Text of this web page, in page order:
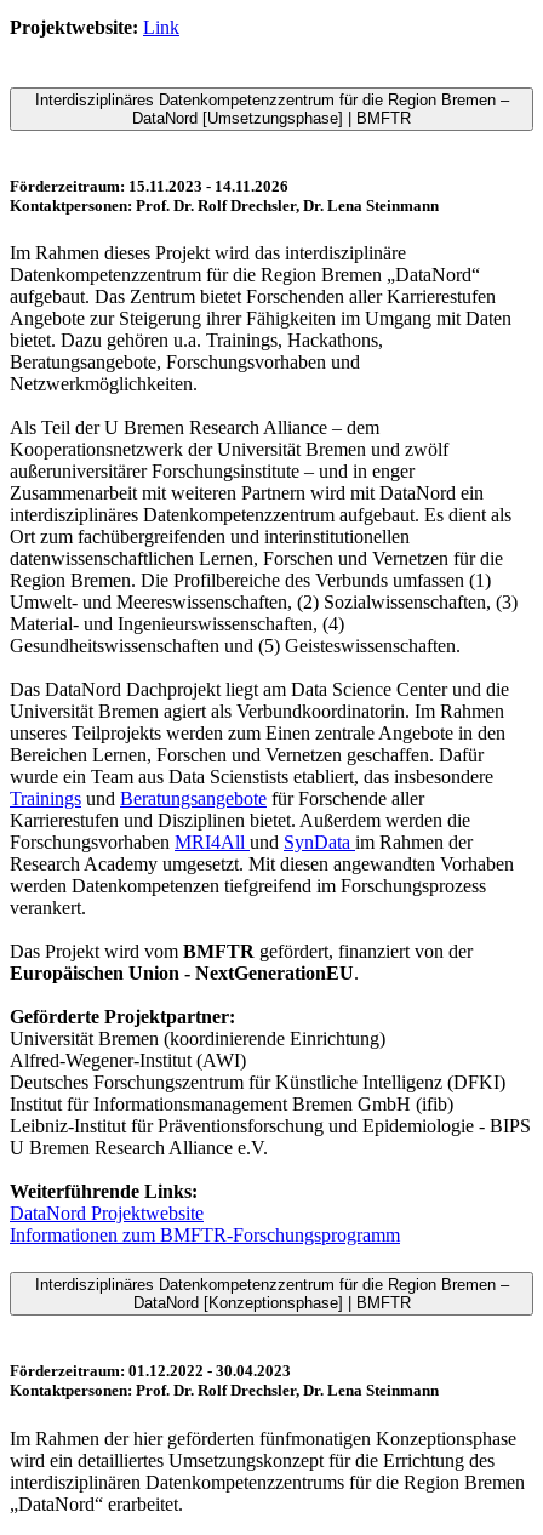
Projektwebsite: Link
Interdisziplinäres Datenkompetenzzentrum für die Region Bremen –
DataNord [Umsetzungsphase] | BMFTR
Förderzeitraum: 15.11.2023 - 14.11.2026
Kontaktpersonen: Prof. Dr. Rolf Drechsler, Dr. Lena Steinmann
Im Rahmen dieses Projekt wird das interdisziplinäre
Datenkompetenzzentrum für die Region Bremen „DataNord“
aufgebaut. Das Zentrum bietet Forschenden aller Karrierestufen
Angebote zur Steigerung ihrer Fähigkeiten im Umgang mit Daten
bietet. Dazu gehören u.a. Trainings, Hackathons,
Beratungsangebote, Forschungsvorhaben und
Netzwerkmöglichkeiten.
Als Teil der U Bremen Research Alliance – dem
Kooperationsnetzwerk der Universität Bremen und zwölf
außeruniversitärer Forschungsinstitute – und in enger
Zusammenarbeit mit weiteren Partnern wird mit DataNord ein
interdisziplinäres Datenkompetenzzentrum aufgebaut. Es dient als
Ort zum fachübergreifenden und interinstitutionellen
datenwissenschaftlichen Lernen, Forschen und Vernetzen für die
Region Bremen. Die Profilbereiche des Verbunds umfassen (1)
Umwelt- und Meereswissenschaften, (2) Sozialwissenschaften, (3)
Material- und Ingenieurswissenschaften, (4)
Gesundheitswissenschaften und (5) Geisteswissenschaften.
Das DataNord Dachprojekt liegt am Data Science Center und die
Universität Bremen agiert als Verbundkoordinatorin. Im Rahmen
unseres Teilprojekts werden zum Einen zentrale Angebote in den
Bereichen Lernen, Forschen und Vernetzen geschaffen. Dafür
wurde ein Team aus Data Scienstists etabliert, das insbesondere
Trainings und Beratungsangebote für Forschende aller
Karrierestufen und Disziplinen bietet. Außerdem werden die
Forschungsvorhaben MRI4All und SynData im Rahmen der
Research Academy umgesetzt. Mit diesen angewandten Vorhaben
werden Datenkompetenzen tiefgreifend im Forschungsprozess
verankert.
Das Projekt wird vom BMFTR gefördert, finanziert von der
Europäischen Union - NextGenerationEU.
Geförderte Projektpartner:
Universität Bremen (koordinierende Einrichtung)
Alfred-Wegener-Institut (AWI)
Deutsches Forschungszentrum für Künstliche Intelligenz (DFKI)
Institut für Informationsmanagement Bremen GmbH (ifib)
Leibniz-Institut für Präventionsforschung und Epidemiologie - BIPS
U Bremen Research Alliance e.V.
Weiterführende Links:
DataNord Projektwebsite
Informationen zum BMFTR-Forschungsprogramm
Interdisziplinäres Datenkompetenzzentrum für die Region Bremen –
DataNord [Konzeptionsphase] | BMFTR
Förderzeitraum: 01.12.2022 - 30.04.2023
Kontaktpersonen: Prof. Dr. Rolf Drechsler, Dr. Lena Steinmann
Im Rahmen der hier geförderten fünfmonatigen Konzeptionsphase
wird ein detailliertes Umsetzungskonzept für die Errichtung des
interdisziplinären Datenkompetenzzentrums für die Region Bremen
„DataNord“ erarbeitet.